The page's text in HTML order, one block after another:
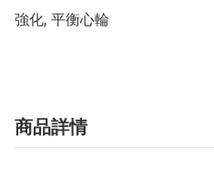
強化, 平衡心輪
商品詳情